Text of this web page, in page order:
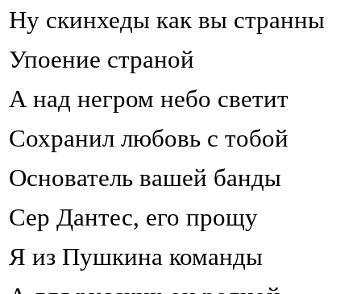
Ну скинхеды как вы странны
Упоение страной
А над негром небо светит
Сохранил любовь с тобой
Основатель вашей банды
Сер Дантес, его прощу
Я из Пушкина команды